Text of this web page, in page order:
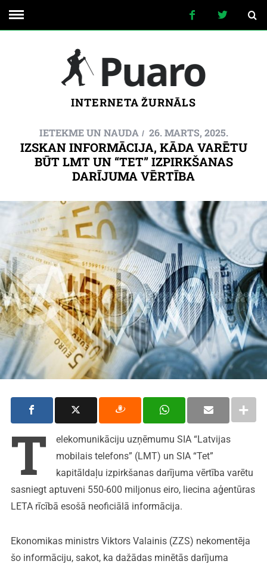
INTERNETA ŽURNĀLS
IETEKME UN NAUDA 26. MARTS, 2025.
IZSKAN INFORMĀCIJA, KĀDA VARĒTU
BŪT LMT UN “TET” IZPIRKŠANAS
DARĪJUMA VĒRTĪBA
T
elekomunikāciju uzņēmumu SIA “Latvijas
mobilais telefons” (LMT) un SIA “Tet”
kapitāldaļu izpirkšanas darījuma vērtība varētu
sasniegt aptuveni 550-600 miljonus eiro, liecina aģentūras
LETA rīcībā esošā neoficiālā informācija.
Ekonomikas ministrs Viktors Valainis (ZZS) nekomentēja
šo informāciju, sakot, ka dažādas minētās darījuma